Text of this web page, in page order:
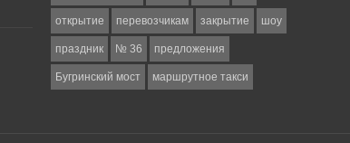
открытие перевозчикам закрытие шоу
праздник № 36 предложения
Бугринский мост маршрутное такси